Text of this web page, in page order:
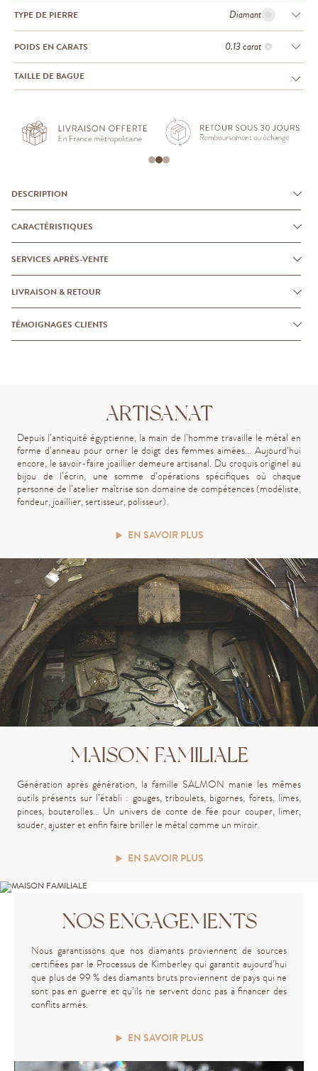
TYPE DE PIERRE Diamant
POIDS EN CARATS 0.13 carat
TAILLE DE BAGUE
DESCRIPTION
CARACTÉRISTIQUES
SERVICES APRÈS-VENTE
LIVRAISON & RETOUR
TÉMOIGNAGES CLIENTS
ARTISANAT
Depuis l’antiquité égyptienne, la main de l’homme travaille le métal en
forme d’anneau pour orner le doigt des femmes aimées… Aujourd’hui
encore, le savoir-faire joaillier demeure artisanal. Du croquis originel au
bijou de l’écrin, une somme d’opérations spécifiques où chaque
personne de l’atelier maîtrise son domaine de compétences (modéliste,
fondeur, joaillier, sertisseur, polisseur).
EN SAVOIR PLUS
MAISON FAMILIALE
Génération après génération, la famille SALMON manie les mêmes
outils présents sur l’établi : gouges, triboulets, bigornes, forets, limes,
pinces, bouterolles… Un univers de conte de fée pour couper, limer,
souder, ajuster et enfin faire briller le métal comme un miroir.
EN SAVOIR PLUS
NOS ENGAGEMENTS
Nous garantissons que nos diamants proviennent de sources
certifiées par le Processus de Kimberley qui garantit aujourd’hui
que plus de 99 % des diamants bruts proviennent de pays qui ne
sont pas en guerre et qu’ils ne servent donc pas à financer des
conflits armés.
EN SAVOIR PLUS